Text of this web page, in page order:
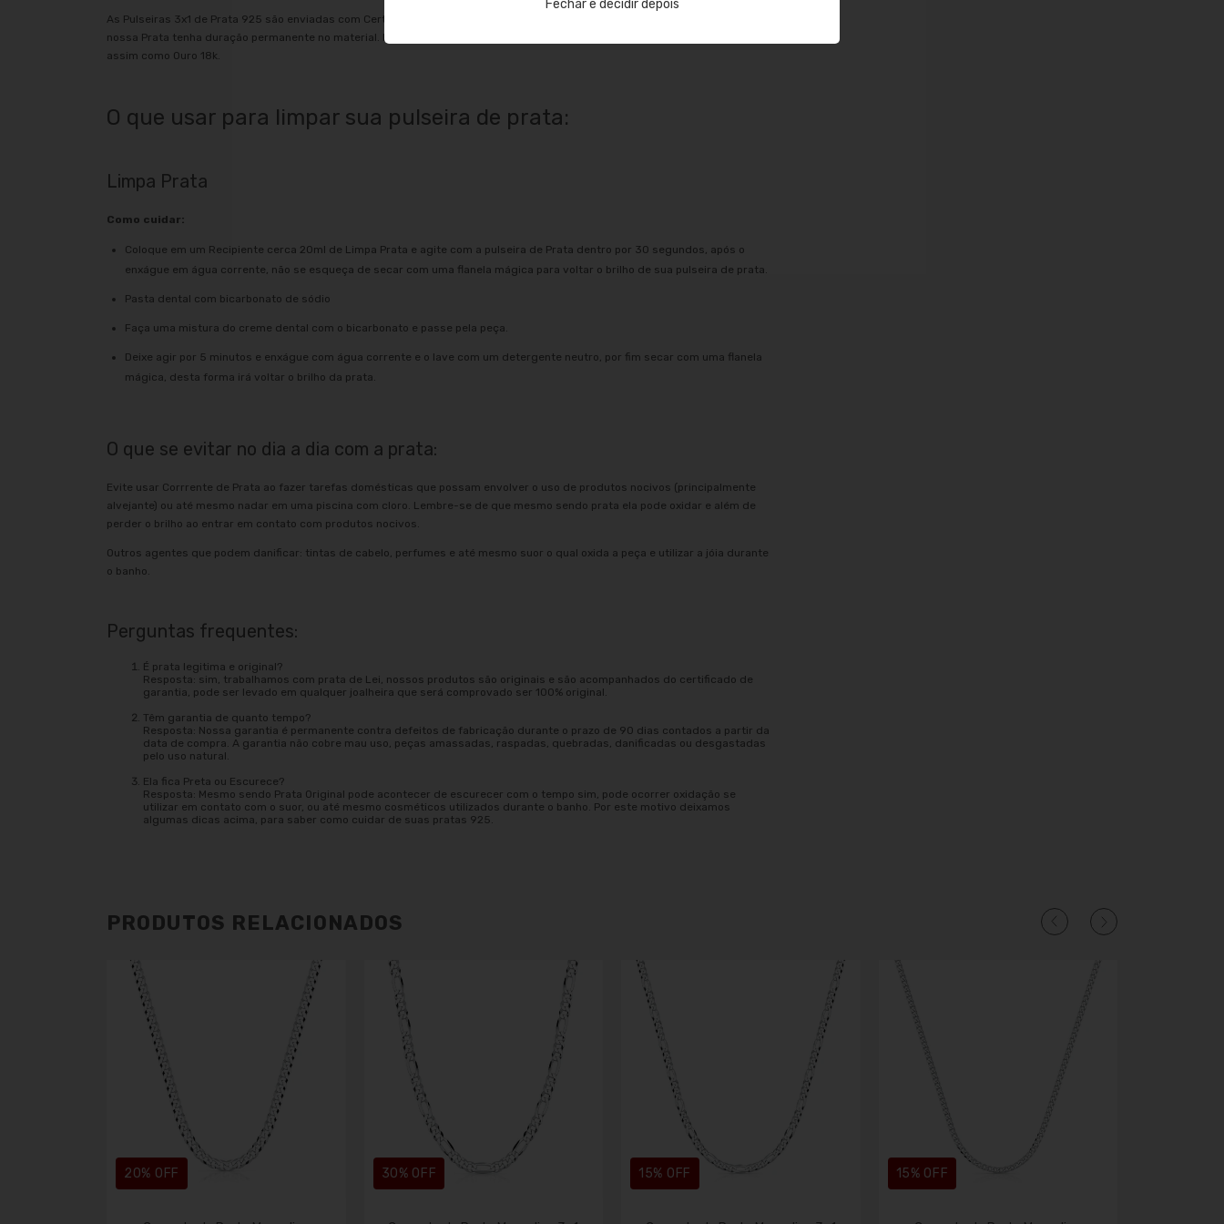
As Pulseiras 3x1 de Prata 925 são enviadas com Certificado de Garantia de Autenticidade da Prata 925, garantimos que
nossa Prata tenha duração permanente no material. Diferentemente de Bijuterias, Joias em Prata 925 tem Duração Eterna
assim como Ouro 18k.
O que usar para limpar sua pulseira de prata:
Limpa Prata
Como cuidar:
Coloque em um Recipiente cerca 20ml de Limpa Prata e agite com a pulseira de Prata dentro por 30 segundos, após o
enxágue em água corrente, não se esqueça de secar com uma flanela mágica para voltar o brilho de sua pulseira de prata.
Pasta dental com bicarbonato de sódio
Faça uma mistura do creme dental com o bicarbonato e passe pela peça.
Deixe agir por 5 minutos e enxágue com água corrente e o lave com um detergente neutro, por fim secar com uma flanela
mágica, desta forma irá voltar o brilho da prata.
O que se evitar no dia a dia com a prata:
Evite usar Corrrente de Prata ao fazer tarefas domésticas que possam envolver o uso de produtos nocivos (principalmente
alvejante) ou até mesmo nadar em uma piscina com cloro. Lembre-se de que mesmo sendo prata ela pode oxidar e além de
perder o brilho ao entrar em contato com produtos nocivos.
Outros agentes que podem danificar: tintas de cabelo, perfumes e até mesmo suor o qual oxida a peça e utilizar a jóia durante
o banho.
Perguntas frequentes:
É prata legitima e original?
Resposta: sim, trabalhamos com prata de Lei, nossos produtos são originais e são acompanhados do certificado de
garantia, pode ser levado em qualquer joalheira que será comprovado ser 100% original.
Têm garantia de quanto tempo?
Resposta: Nossa garantia é permanente contra defeitos de fabricação durante o prazo de 90 dias contados a partir da
data de compra. A garantia não cobre mau uso, peças amassadas, raspadas, quebradas, danificadas ou desgastadas
pelo uso natural.
Ela fica Preta ou Escurece?
Resposta: Mesmo sendo Prata Original pode acontecer de escurecer com o tempo sim, pode ocorrer oxidação se
utilizar em contato com o suor, ou até mesmo cosméticos utilizados durante o banho. Por este motivo deixamos
algumas dicas acima, para saber como cuidar de suas pratas 925.
PRODUTOS RELACIONADOS
20% OFF 30% OFF 15% OFF 15% OFF
Fechar e decidir depois